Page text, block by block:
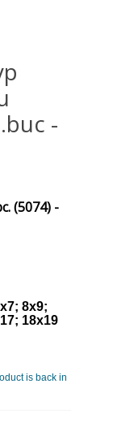
-
(5074) -
8x9;
18x19
is back in